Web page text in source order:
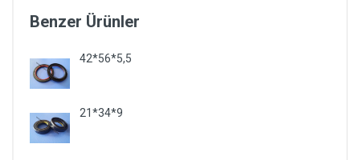
Benzer Ürünler
42*56*5,5
21*34*9